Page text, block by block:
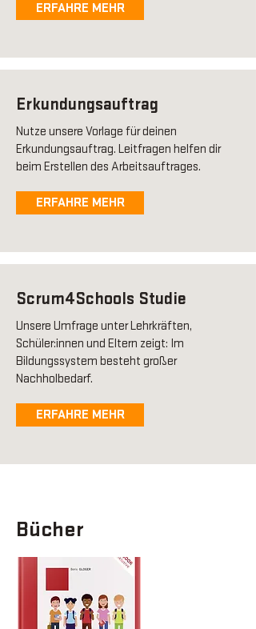
ERFAHRE MEHR
Erkundungsauftrag
Nutze unsere Vorlage für deinen
Erkundungsauftrag. Leitfragen helfen dir
beim Erstellen des Arbeitsauftrages.
ERFAHRE MEHR
Scrum4Schools Studie
Unsere Umfrage unter Lehrkräften,
Schüler:innen und Eltern zeigt: Im
Bildungssystem besteht großer
Nachholbedarf.
ERFAHRE MEHR
Bücher